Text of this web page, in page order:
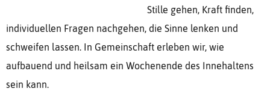
Stille gehen, Kraft finden,
individuellen Fragen nachgehen, die Sinne lenken und
schweifen lassen. In Gemeinschaft erleben wir, wie
aufbauend und heilsam ein Wochenende des Innehaltens
sein kann.